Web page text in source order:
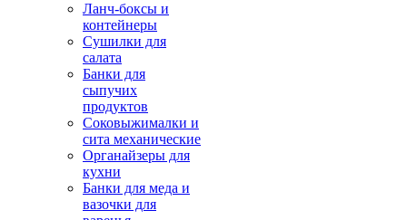
Ланч-боксы и
контейнеры
Сушилки для
салата
Банки для
сыпучих
продуктов
Соковыжималки и
сита механические
Органайзеры для
кухни
Банки для меда и
вазочки для